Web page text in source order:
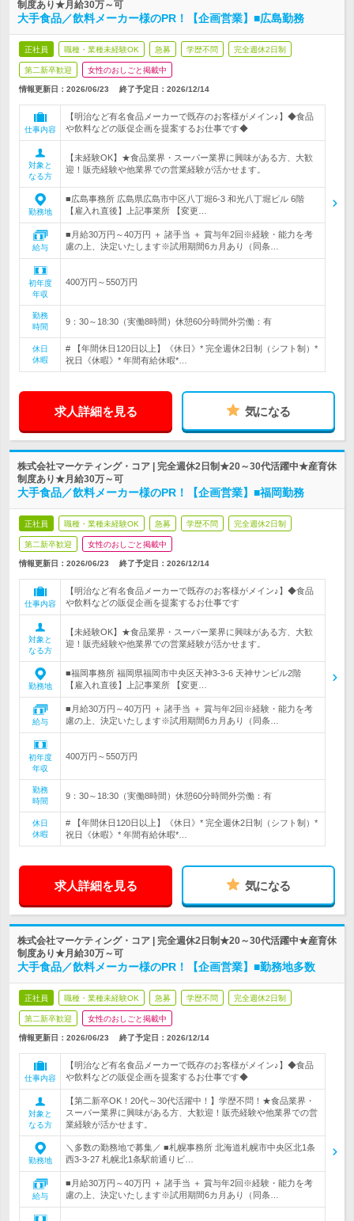
制度あり★月給30万～可
大手食品／飲料メーカー様のPR！【企画営業】■広島勤務
正社員 職種・業種未経験OK 急募 学歴不問 完全週休2日制
第二新卒歓迎 女性のおしごと掲載中
情報更新日：2026/06/23 終了予定日： 2026/12/14
仕事内容
【明治など有名食品メーカーで既存のお客様がメイン♪】◆食品
や飲料などの販促企画を提案するお仕事です◆
対象と
なる方
【未経験OK】★食品業界・スーパー業界に興味がある方、大歓
迎！販売経験や他業界での営業経験が活かせます。
勤務地
■広島事務所 広島県広島市中区八丁堀6-3 和光八丁堀ビル 6階
【雇入れ直後】上記事業所 【変更…
給与
■月給30万円～40万円 ＋ 諸手当 ＋ 賞与年2回※経験・能力を考
慮の上、決定いたします※試用期間6カ月あり（同条…
初年度
年収
400万円～550万円
勤務
時間
9：30～18:30（実働8時間）休憩60分時間外労働：有
休日
休暇
# 【年間休日120日以上】《休日》* 完全週休2日制（シフト制）*
祝日《休暇》* 年間有給休暇*…
求人詳細を見る 気になる
株式会社マーケティング・コア | 完全週休2日制★20～30代活躍中★産育休
制度あり★月給30万～可
大手食品／飲料メーカー様のPR！【企画営業】■福岡勤務
正社員 職種・業種未経験OK 急募 学歴不問 完全週休2日制
第二新卒歓迎 女性のおしごと掲載中
情報更新日：2026/06/23 終了予定日： 2026/12/14
仕事内容
【明治など有名食品メーカーで既存のお客様がメイン♪】◆食品
や飲料などの販促企画を提案するお仕事です
対象と
なる方
【未経験OK】★食品業界・スーパー業界に興味がある方、大歓
迎！販売経験や他業界での営業経験が活かせます。
勤務地
■福岡事務所 福岡県福岡市中央区天神3-3-6 天神サンビル2階
【雇入れ直後】上記事業所 【変更…
給与
■月給30万円～40万円 ＋ 諸手当 ＋ 賞与年2回※経験・能力を考
慮の上、決定いたします※試用期間6カ月あり（同条…
初年度
年収
400万円～550万円
勤務
時間
9：30～18:30（実働8時間）休憩60分時間外労働：有
休日
休暇
# 【年間休日120日以上】《休日》* 完全週休2日制（シフト制）*
祝日《休暇》* 年間有給休暇*…
求人詳細を見る 気になる
株式会社マーケティング・コア | 完全週休2日制★20～30代活躍中★産育休
制度あり★月給30万～可
大手食品／飲料メーカー様のPR！【企画営業】■勤務地多数
正社員 職種・業種未経験OK 急募 学歴不問 完全週休2日制
第二新卒歓迎 女性のおしごと掲載中
情報更新日：2026/06/23 終了予定日： 2026/12/14
仕事内容
【明治など有名食品メーカーで既存のお客様がメイン♪】◆食品
や飲料などの販促企画を提案するお仕事です◆
対象と
なる方
【第二新卒OK！20代～30代活躍中！】学歴不問！★食品業界・
スーパー業界に興味がある方、大歓迎！販売経験や他業界での営
業経験が活かせます。
勤務地
＼多数の勤務地で募集／ ■札幌事務所 北海道札幌市中央区北1条
西3-3-27 札幌北1条駅前通りビ…
給与
■月給30万円～40万円 ＋ 諸手当 ＋ 賞与年2回※経験・能力を考
慮の上、決定いたします※試用期間6カ月あり（同条…